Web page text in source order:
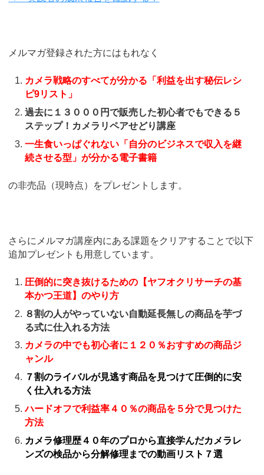
メルマガ登録された方にはもれなく
カメラ戦略のすべてが分かる「利益を出す秘伝レシ
ピ9リスト」
過去に１３０００円で販売した初心者でもできる５
ステップ！カメラリペアせどり講座
一生食いっぱぐれない「自分のビジネスで収入を継
続させる型」が分かる電子書籍
の非売品（現時点）をプレゼントします。
さらにメルマガ講座内にある課題をクリアすることで以下
追加プレゼントも用意しています。
圧倒的に突き抜けるための【ヤフオクリサーチの基
本かつ王道】のやり方
８割の人がやっていない自動延長無しの商品を芋づ
る式に仕入れる方法
カメラの中でも初心者に１２０％おすすめの商品ジ
ャンル
７割のライバルが見逃す商品を見つけて圧倒的に安
く仕入れる方法
ハードオフで利益率４０％の商品を５分で見つけた
方法
カメラ修理歴４０年のプロから直接学んだカメラレ
ンズの検品から分解修理までの動画リスト７選